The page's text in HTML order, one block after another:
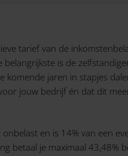
tarief van de
is de
jaren in stapjes
jouw bedrijf én dat dit
en is 14% van een
betaal je maximaal 43,48%